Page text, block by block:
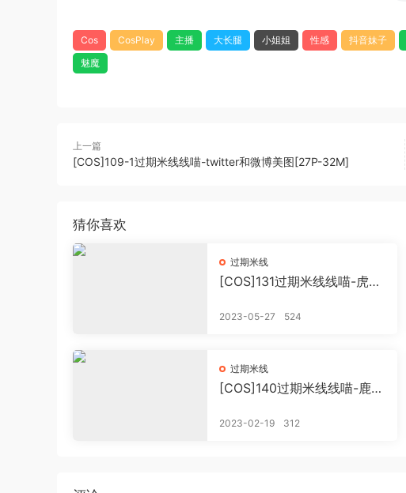
Cos CosPlay 主播 大长腿 小姐姐 性感 抖音妹子
魅魔
上一篇
[COS]109-1过期米线线喵-twitter和微博美图[27P-32M]
猜你喜欢
过期米线
[COS]131过期米线线喵-虎年
(洗版)
2023-05-27 524
过期米线
[COS]140过期米线线喵-鹿小
2023-02-19 312